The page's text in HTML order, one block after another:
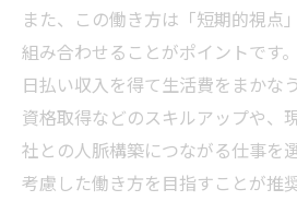
また、この働き方は「短期的視点
組み合わせることがポイントです
日払い収入を得て生活費をまかな
資格取得などのスキルアップや、
社との人脈構築につながる仕事を
考慮した働き方を目指すことが推